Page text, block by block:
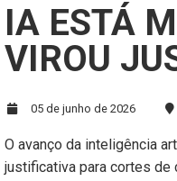
IA ESTÁ
VIROU
05 de junho de 2026
O avanço da inteligência
justificativa para cortes de